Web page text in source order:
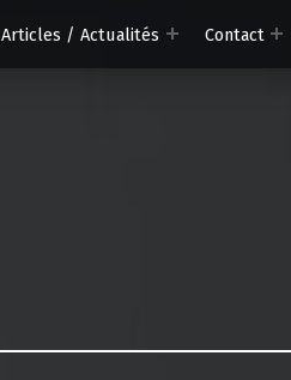
Articles / Actualités Contact